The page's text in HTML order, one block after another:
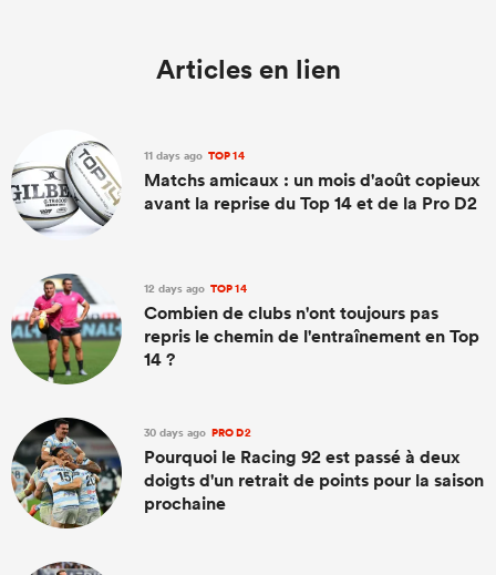
Articles en lien
11 days ago TOP 14
Matchs amicaux : un mois d'août copieux
avant la reprise du Top 14 et de la Pro D2
12 days ago TOP 14
Combien de clubs n'ont toujours pas
repris le chemin de l'entraînement en Top
14 ?
30 days ago PRO D2
Pourquoi le Racing 92 est passé à deux
doigts d'un retrait de points pour la saison
prochaine